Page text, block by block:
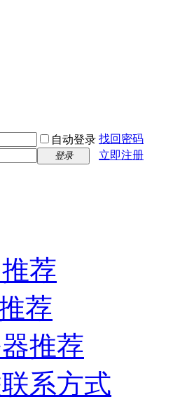
自动登录 找回密码
登录 立即注册
荐
荐
推荐
系方式